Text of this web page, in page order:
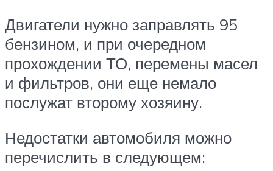
Двигатели нужно заправлять 95
бензином, и при очередном
прохождении ТО, перемены масел
и фильтров, они еще немало
послужат второму хозяину.
Недостатки автомобиля можно
перечислить в следующем: